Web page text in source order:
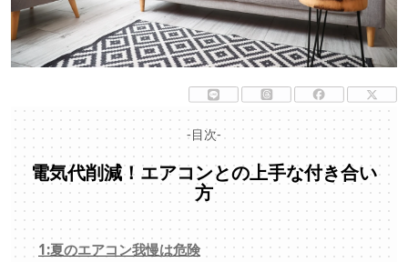
-目次-
電気代削減！エアコンとの上手な付き合い
方
1:夏のエアコン我慢は危険